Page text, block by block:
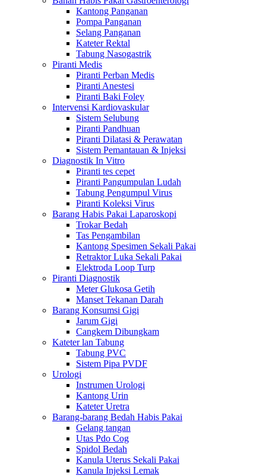
Kantong Panganan
Pompa Panganan
Selang Panganan
Kateter Rektal
Tabung Nasogastrik
Piranti Medis
Piranti Perban Medis
Piranti Anestesi
Piranti Baki Foley
Intervensi Kardiovaskular
Sistem Selubung
Piranti Pandhuan
Piranti Dilatasi & Perawatan
Sistem Pemantauan & Injeksi
Diagnostik In Vitro
Piranti tes cepet
Piranti Pangumpulan Ludah
Tabung Pengumpul Virus
Piranti Koleksi Virus
Barang Habis Pakai Laparoskopi
Trokar Bedah
Tas Pengambilan
Kantong Spesimen Sekali Pakai
Retraktor Luka Sekali Pakai
Elektroda Loop Turp
Piranti Diagnostik
Meter Glukosa Getih
Manset Tekanan Darah
Barang Konsumsi Gigi
Jarum Gigi
Cangkem Dibungkam
Kateter lan Tabung
Tabung PVC
Sistem Pipa PVDF
Urologi
Instrumen Urologi
Kantong Urin
Kateter Uretra
Barang-barang Bedah Habis Pakai
Gelang tangan
Utas Pdo Cog
Spidol Bedah
Kanula Uterus Sekali Pakai
Kanula Injeksi Lemak